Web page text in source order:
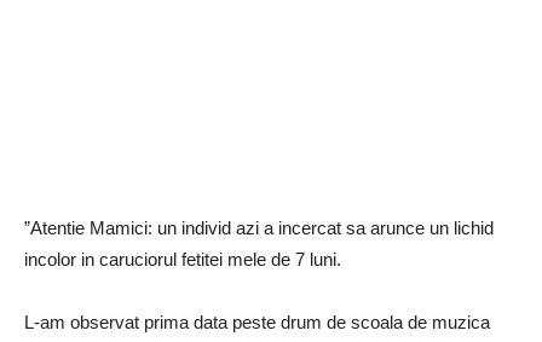
”Atentie Mamici: un individ azi a incercat sa arunce un lichid
incolor in caruciorul fetitei mele de 7 luni.
L-am observat prima data peste drum de scoala de muzica